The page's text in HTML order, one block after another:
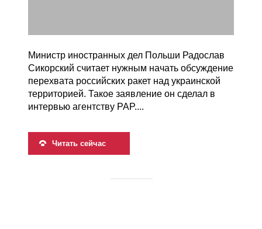
Министр иностранных дел Польши Радослав
Сикорский считает нужным начать обсуждение
перехвата российских ракет над украинской
территорией. Такое заявление он сделал в
интервью агентству PAP....
Читать сейчас